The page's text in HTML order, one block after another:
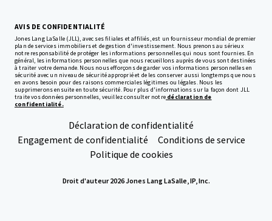
AVIS DE CONFIDENTIALITÉ
Jones Lang LaSalle (JLL), avec ses filiales et affiliés, est un fournisseur mondial de premier
plan de services immobiliers et de gestion d'investissement. Nous prenons au sérieux
notre responsabilité de protéger les informations personnelles qui nous sont fournies. En
général, les informations personnelles que nous recueillons auprès de vous sont destinées
à traiter votre demande. Nous nous efforçons de garder vos informations personnelles en
sécurité avec un niveau de sécurité approprié et de les conserver aussi longtemps que nous
en avons besoin pour des raisons commerciales légitimes ou légales. Nous les
supprimerons ensuite en toute sécurité. Pour plus d'informations sur la façon dont JLL
traite vos données personnelles, veuillez consulter notredéclaration de
confidentialité.
Déclaration de confidentialité
Engagement de confidentialité
Conditions de service
Politique de cookies
Droit d'auteur 2026 Jones Lang LaSalle, IP, Inc.